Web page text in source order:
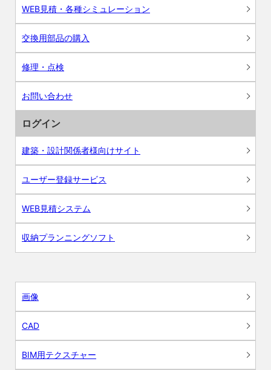
WEB見積・各種シミュレーション
交換用部品の購入
修理・点検
お問い合わせ
ログイン
建築・設計関係者様向けサイト
ユーザー登録サービス
WEB見積システム
収納プランニングソフト
画像
CAD
BIM用テクスチャー